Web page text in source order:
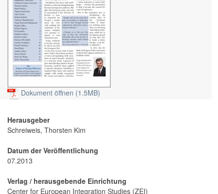
Dokument öffnen (1.5MB)
Herausgeber
Schreiweis, Thorsten Kim
Datum der Veröffentlichung
07.2013
Verlag / herausgebende Einrichtung
Center for European Integration Studies (ZEI)